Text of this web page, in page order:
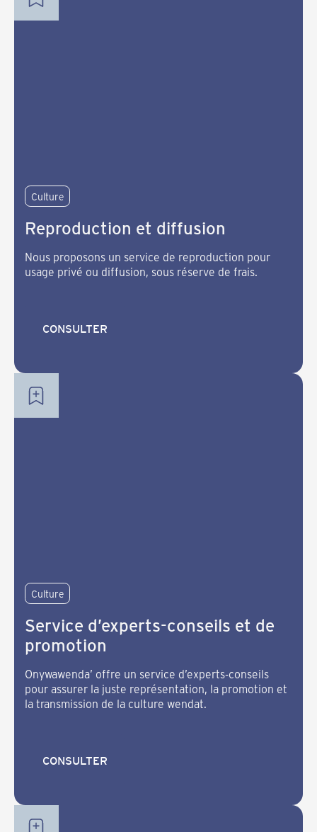
Culture
Reproduction et diffusion
Nous proposons un service de reproduction pour
usage privé ou diffusion, sous réserve de frais.
CONSULTER
CONSULTER
Culture
Service d’experts-conseils et de
promotion
Onywawenda’ offre un service d’experts-conseils
pour assurer la juste représentation, la promotion et
la transmission de la culture wendat.
CONSULTER
CONSULTER